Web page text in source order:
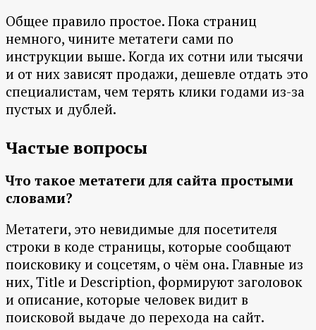
Общее правило простое. Пока страниц
немного, чините метатеги сами по
инструкции выше. Когда их сотни или тысячи
и от них зависят продажи, дешевле отдать это
специалистам, чем терять клики годами из-за
пустых и дублей.
Частые вопросы
Что такое метатеги для сайта простыми
словами?
Метатеги, это невидимые для посетителя
строки в коде страницы, которые сообщают
поисковику и соцсетям, о чём она. Главные из
них, Title и Description, формируют заголовок
и описание, которые человек видит в
поисковой выдаче до перехода на сайт.